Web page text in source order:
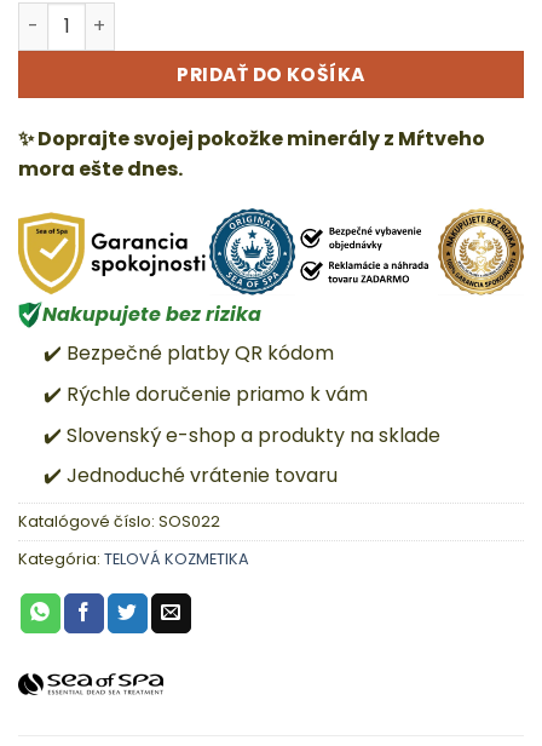
množstvo Zubná pasta - Sea of Spa
PRIDAŤ DO KOŠÍKA
Alternative:
✨ Doprajte svojej pokožke minerály z Mŕtveho
mora ešte dnes.
Nakupujete bez rizika
✔️ Bezpečné platby QR kódom
✔️ Rýchle doručenie priamo k vám
✔️ Slovenský e-shop a produkty na sklade
✔️ Jednoduché vrátenie tovaru
Katalógové číslo: SOS022
Kategória: TELOVÁ KOZMETIKA